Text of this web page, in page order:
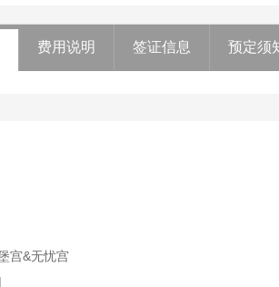
费用说明 签证信息 预定须
宫&无忧宫